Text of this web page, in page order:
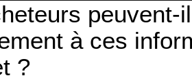
peuvent-
à ces
?